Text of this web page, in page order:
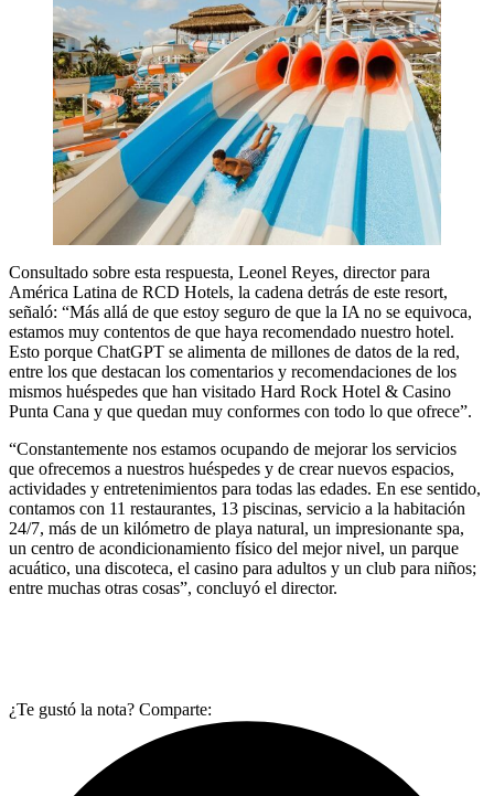
Consultado sobre esta respuesta, Leonel Reyes, director para
América Latina de RCD Hotels, la cadena detrás de este resort,
señaló: “Más allá de que estoy seguro de que la IA no se equivoca,
estamos muy contentos de que haya recomendado nuestro hotel.
Esto porque ChatGPT se alimenta de millones de datos de la red,
entre los que destacan los comentarios y recomendaciones de los
mismos huéspedes que han visitado Hard Rock Hotel & Casino
Punta Cana y que quedan muy conformes con todo lo que ofrece”.
“Constantemente nos estamos ocupando de mejorar los servicios
que ofrecemos a nuestros huéspedes y de crear nuevos espacios,
actividades y entretenimientos para todas las edades. En ese sentido,
contamos con 11 restaurantes, 13 piscinas, servicio a la habitación
24/7, más de un kilómetro de playa natural, un impresionante spa,
un centro de acondicionamiento físico del mejor nivel, un parque
acuático, una discoteca, el casino para adultos y un club para niños;
entre muchas otras cosas”, concluyó el director.
¿Te gustó la nota? Comparte: